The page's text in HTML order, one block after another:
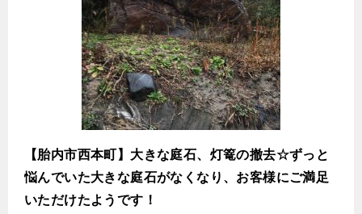
【胎内市西本町】大きな庭石、灯篭の撤去☆ずっと
悩んでいた大きな庭石がなくなり、お客様にご満足
いただけたようです！